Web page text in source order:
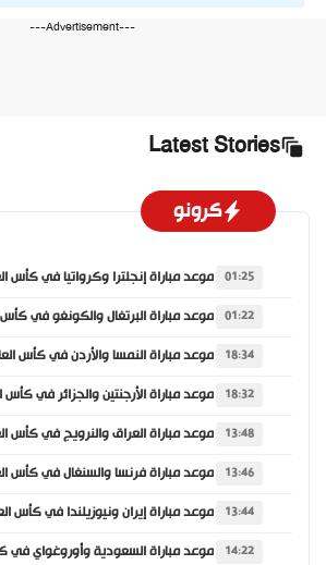
---Advertisement---
Latest Stories
كرونو
01:25
01:22
18:34
18:32
13:48
13:46
13:44
14:22